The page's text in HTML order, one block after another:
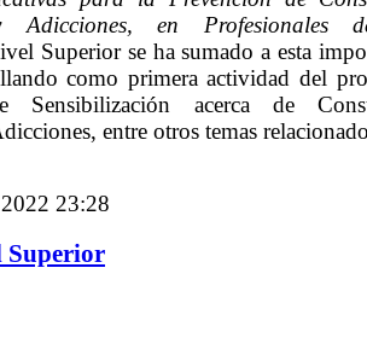
Adicciones, en Profesionales
Superior se ha sumado a esta
como primera actividad del
Sensibilización acerca de
entre otros temas
23:28
Superior